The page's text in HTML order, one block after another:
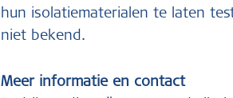
hun isolatiematerialen te laten
niet bekend.
Meer informatie en contact